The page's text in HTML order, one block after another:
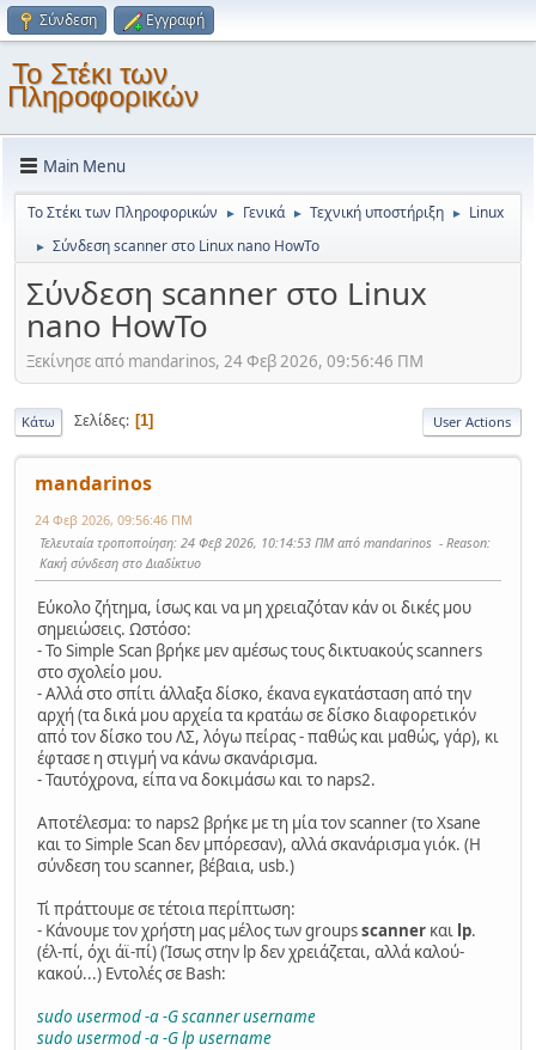
Σύνδεση Εγγραφή
Το Στέκι των
Πληροφορικών
Main Menu
Το Στέκι των Πληροφορικών ► Γενικά ► Τεχνική υποστήριξη ► Linux
► Σύνδεση scanner στο Linux nano HowTo
Σύνδεση scanner στο Linux
nano HowTo
Ξεκίνησε από mandarinos, 24 Φεβ 2026, 09:56:46 ΠΜ
Κάτω Σελίδες 1 User Actions
mandarinos
24 Φεβ 2026, 09:56:46 ΠΜ
Τελευταία τροποποίηση: 24 Φεβ 2026, 10:14:53 ΠΜ από mandarinos Reason:
Κακή σύνδεση στο Διαδίκτυο
Εύκολο ζήτημα, ίσως και να μη χρειαζόταν κάν οι δικές μου
σημειώσεις. Ωστόσο:
- Το Simple Scan βρήκε μεν αμέσως τους δικτυακούς scanners
στο σχολείο μου.
- Αλλά στο σπίτι άλλαξα δίσκο, έκανα εγκατάσταση από την
αρχή (τα δικά μου αρχεία τα κρατάω σε δίσκο διαφορετικόν
από τον δίσκο του ΛΣ, λόγω πείρας - παθώς και μαθώς, γάρ), κι
έφτασε η στιγμή να κάνω σκανάρισμα.
- Ταυτόχρονα, είπα να δοκιμάσω και το naps2.
Αποτέλεσμα: το naps2 βρήκε με τη μία τον scanner (το Xsane
και το Simple Scan δεν μπόρεσαν), αλλά σκανάρισμα γιόκ. (Η
σύνδεση του scanner, βέβαια, usb.)
Τί πράττουμε σε τέτοια περίπτωση:
- Κάνουμε τον χρήστη μας μέλος των groupsscanner και lp.
(έλ-πί, όχι άϊ-πί) (Ίσως στην lp δεν χρειάζεται, αλλά καλού-
κακού...) Εντολές σε Bash:
sudo usermod -a -G scanner username
sudo usermod -a -G lp username